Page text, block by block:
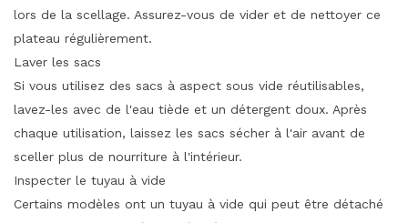
lors de la scellage. Assurez-vous de vider et de nettoyer ce
plateau régulièrement.
Laver les sacs
Si vous utilisez des sacs à aspect sous vide réutilisables,
lavez-les avec de l'eau tiède et un détergent doux. Après
chaque utilisation, laissez les sacs sécher à l'air avant de
sceller plus de nourriture à l'intérieur.
Inspecter le tuyau à vide
Certains modèles ont un tuyau à vide qui peut être détaché